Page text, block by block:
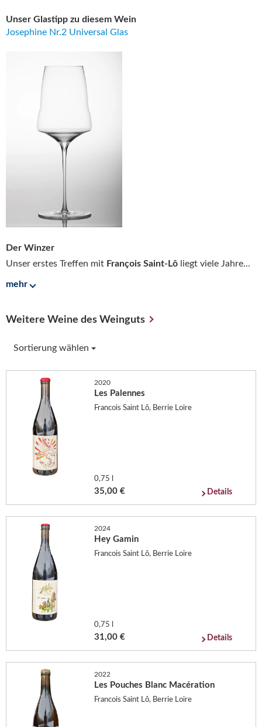
Unser Glastipp zu diesem Wein
Josephine Nr.2 Universal Glas
Der Winzer
Unser erstes Treffen mit François Saint-Lô liegt viele Jahre...
mehr
Weitere Weine des Weinguts
Sortierung wählen
2020
Les Palennes
Francois Saint Lô, Berrie Loire
0,75 l
35,00 € Details
2024
Hey Gamin
Francois Saint Lô, Berrie Loire
0,75 l
31,00 € Details
2022
Les Pouches Blanc Macération
Francois Saint Lô, Berrie Loire